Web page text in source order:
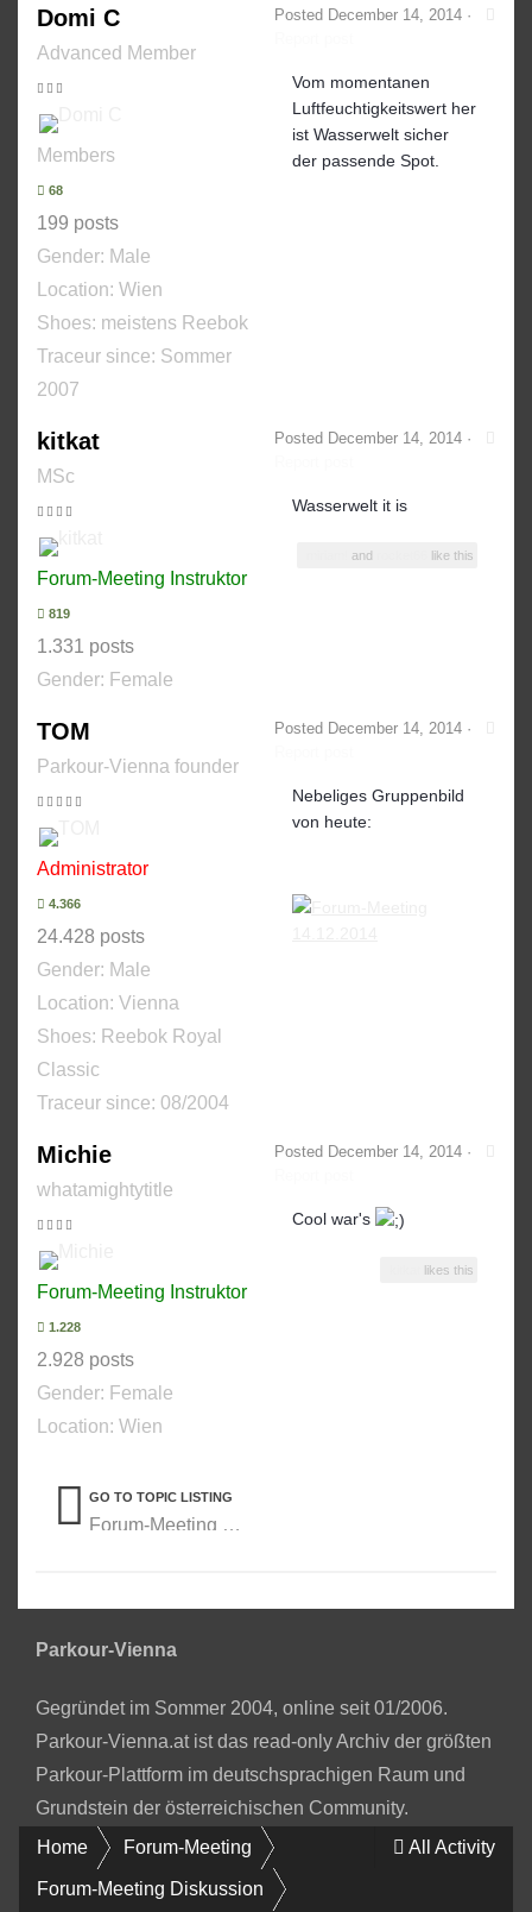
Domi C
Advanced Member
Members
68
199 posts
Gender: Male
Location: Wien
Shoes: meistens Reebok
Traceur since: Sommer
2007
Posted December 14, 2014 ·
Vom momentanen
Luftfeuchtigkeitswert her
ist Wasserwelt sicher
der passende Spot.
kitkat
MSc
Forum-Meeting Instruktor
819
1.331 posts
Gender: Female
Posted December 14, 2014 ·
Wasserwelt it is
and like this
TOM
Parkour-Vienna founder
Administrator
4.366
24.428 posts
Gender: Male
Location: Vienna
Shoes: Reebok Royal
Classic
Traceur since: 08/2004
Posted December 14, 2014 ·
Nebeliges Gruppenbild
von heute:
Michie
whatamightytitle
Forum-Meeting Instruktor
1.228
2.928 posts
Gender: Female
Location: Wien
Posted December 14, 2014 ·
Cool war's
likes this
GO TO TOPIC LISTING
Forum-Meeting Diskussion
Parkour-Vienna
Gegründet im Sommer 2004, online seit 01/2006.
Parkour-Vienna.at ist das read-only Archiv der größten
Parkour-Plattform im deutschsprachigen Raum und
Grundstein der österreichischen Community.
All Activity
Home Forum-Meeting
Forum-Meeting Diskussion